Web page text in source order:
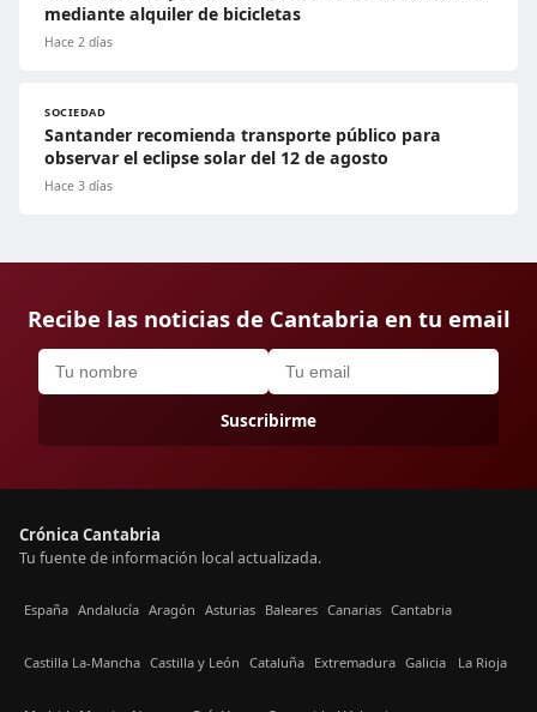
mediante alquiler de bicicletas
Hace 2 días
SOCIEDAD
Santander recomienda transporte público para
observar el eclipse solar del 12 de agosto
Hace 3 días
Recibe las noticias de Cantabria en tu email
Suscribirme
Crónica Cantabria
Tu fuente de información local actualizada.
España Andalucía Aragón Asturias Baleares Canarias Cantabria
Castilla La-Mancha Castilla y León Cataluña Extremadura Galicia La Rioja